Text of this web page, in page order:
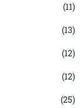
(11)
(13)
(12)
(12)
(25)